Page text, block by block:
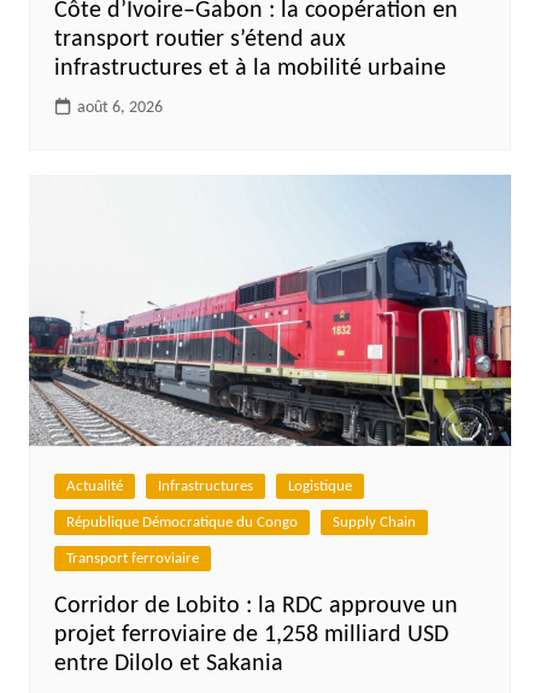
Côte d’Ivoire–Gabon : la coopération en
transport routier s’étend aux
infrastructures et à la mobilité urbaine
août 6, 2026
Actualité Infrastructures Logistique
République Démocratique du Congo Supply Chain
Transport ferroviaire
Corridor de Lobito : la RDC approuve un
projet ferroviaire de 1,258 milliard USD
entre Dilolo et Sakania